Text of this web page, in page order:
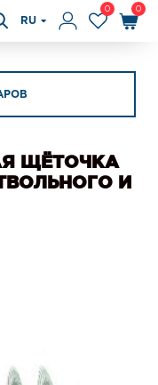
RU
0 0
ЩЁТОЧКА
И